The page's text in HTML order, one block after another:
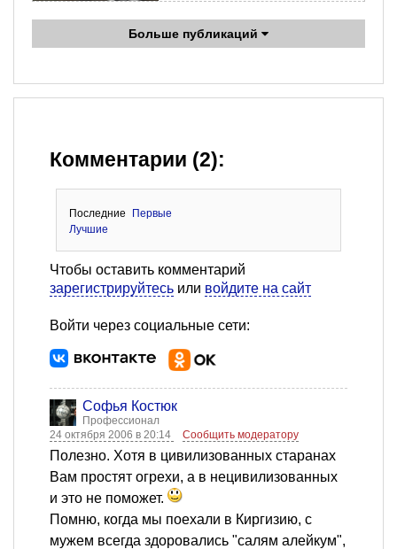
Больше публикаций
Комментарии (2):
Последние
Первые
Лучшие
Чтобы оставить комментарий
зарегистрируйтесь или войдите на сайт
Войти через социальные сети:
Софья Костюк
Профессионал
24 октября 2006 в 20:14
Сообщить модератору
Полезно. Хотя в цивилизованных старанах
Вам простят огрехи, а в нецивилизованных
и это не поможет.
Помню, когда мы поехали в Киргизию, с
мужем всегда здоровались "салям алейкум",